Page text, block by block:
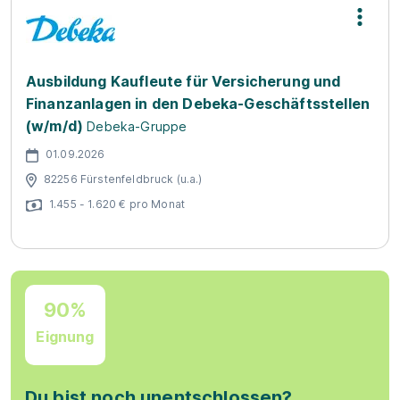
Ausbildung Kaufleute für Versicherung und
Finanzanlagen in den Debeka-Geschäftsstellen
(w/m/d)Debeka-Gruppe
01.09.2026
82256 Fürstenfeldbruck (u.a.)
1.455 - 1.620 € pro Monat
90%
Eignung